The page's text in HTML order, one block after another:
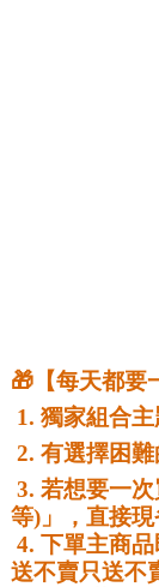
🎁【每天都要
1. 獨家組合
2. 有選擇困
等)」，直接現
送不賣只送不